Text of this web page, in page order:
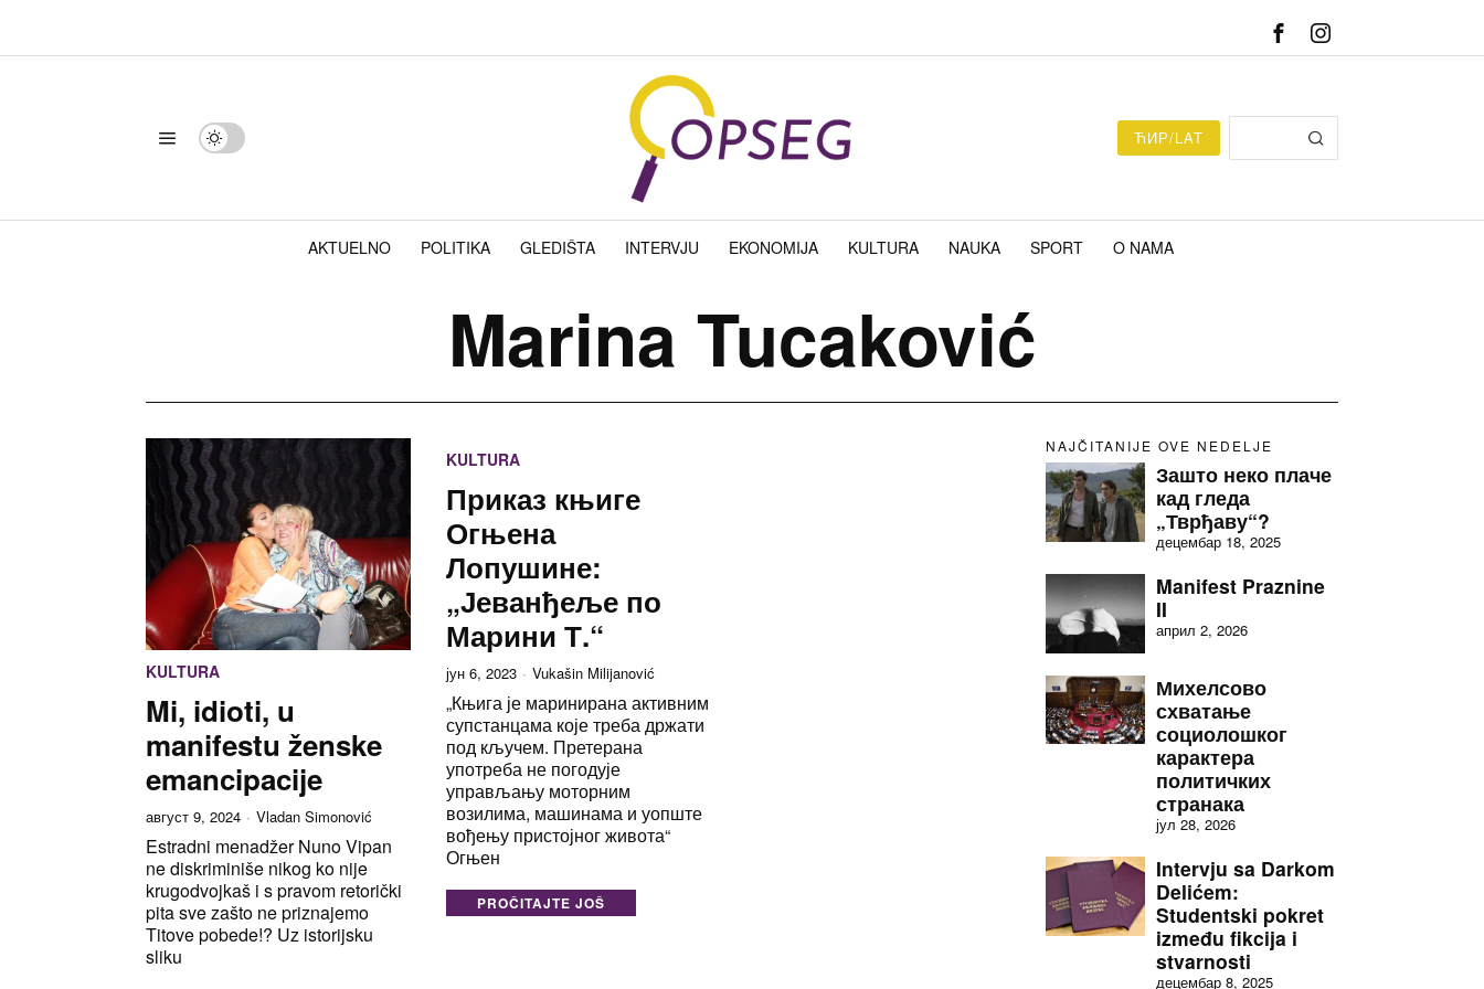
ЋИР/LAT
AKTUELNO POLITIKA GLEDIŠTA INTERVJU EKONOMIJA KULTURA NAUKA SPORT O NAMA
Marina Tucaković
KULTURA
Mi, idioti, u
manifestu ženske
emancipacije
август 9, 2024 Vladan Simonović
Estradni menadžer Nuno Vipan
ne diskriminiše nikog ko nije
krugodvojkaš i s pravom retorički
pita sve zašto ne priznajemo
Titove pobede!? Uz istorijsku
sliku
KULTURA
Приказ књиге
Огњена
Лопушине:
„Јеванђеље по
Марини Т.“
јун 6, 2023 Vukašin Milijanović
„Књига је маринирана активним
супстанцама које треба држати
под кључем. Претерана
употреба не погодује
управљању моторним
возилима, машинама и уопште
вођењу пристојног живота“
Огњен
PROČITAJTE JOŠ
NAJČITANIJE OVE NEDELJE
Зашто неко плаче
кад гледа
„Тврђаву“?
децембар 18, 2025
Manifest Praznine
II
април 2, 2026
Михелсово
схватање
социолошког
карактера
политичких
странака
јул 28, 2026
Intervju sa Darkom
Delićem:
Studentski pokret
između fikcija i
stvarnosti
децембар 8, 2025